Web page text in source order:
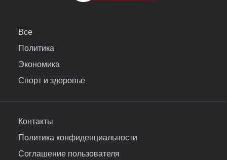
Все
Политика
Экономика
Спорт и здоровье
Контакты
Политика конфиденциальности
Соглашение пользователя